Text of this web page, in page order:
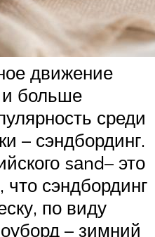
движение
больше
среди
– сэндбординг.
sаnd– это
что сэндбординг
по виду
– зимний